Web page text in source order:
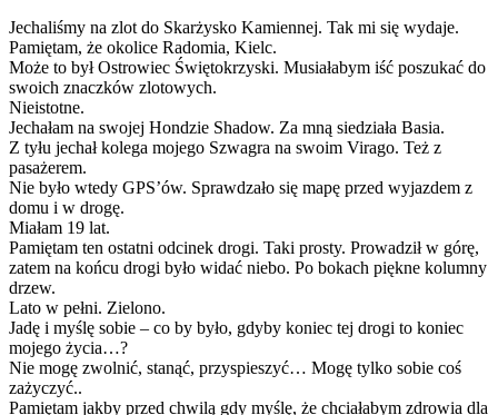
Jechaliśmy na zlot do Skarżysko Kamiennej. Tak mi się wydaje.
Pamiętam, że okolice Radomia, Kielc.
Może to był Ostrowiec Świętokrzyski. Musiałabym iść poszukać do
swoich znaczków zlotowych.
Nieistotne.
Jechałam na swojej Hondzie Shadow. Za mną siedziała Basia.
Z tyłu jechał kolega mojego Szwagra na swoim Virago. Też z
pasażerem.
Nie było wtedy GPS’ów. Sprawdzało się mapę przed wyjazdem z
domu i w drogę.
Miałam 19 lat.
Pamiętam ten ostatni odcinek drogi. Taki prosty. Prowadził w górę,
zatem na końcu drogi było widać niebo. Po bokach piękne kolumny
drzew.
Lato w pełni. Zielono.
Jadę i myślę sobie – co by było, gdyby koniec tej drogi to koniec
mojego życia…?
Nie mogę zwolnić, stanąć, przyspieszyć… Mogę tylko sobie coś
zażyczyć..
Pamiętam jakby przed chwilą gdy myślę, że chciałabym zdrowia dla